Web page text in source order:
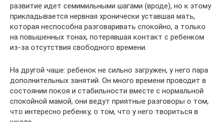
развитие идет семимильными шагами (вроде), но к этому
прикладывается нервная хронически уставшая мать,
которая неспособна разговаривать спокойно, а только
на повышенных тонах, потерявшая контакт с ребенком
из-за отсутствия свободного времени.
На другой чаше: ребенок не сильно загружен, у него пара
дополнительных занятий. Он много времени проводит в
состоянии покоя и стабильности вместе с нормальной
спокойной мамой, они ведут приятные разговоры о том,
что интересно ребенку, о том, что у него твориться в